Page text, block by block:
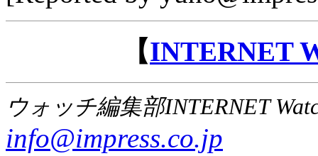
【INTERNET
ウォッチ編集部INTERNET
info@impress.co.jp